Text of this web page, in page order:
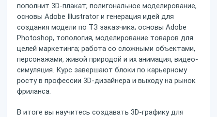
пополнит 3D-плакат; полигональное моделирование,
основы Adobe Illustrator и генерация идей для
создания модели по ТЗ заказчика; основы Adobe
Photoshop, топология, моделирование товаров для
целей маркетинга; работа со сложными объектами,
персонажами, живой природой и их анимация, видео-
симуляция. Курс завершают блоки по карьерному
росту в профессии 3D-дизайнера и выходу на рынок
фриланса.
В итоге вы научитесь создавать 3D-графику для